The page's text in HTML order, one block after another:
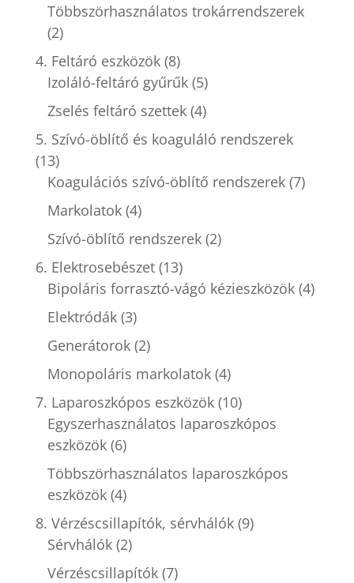
Többszörhasználatos trokárrendszerek
(2)
4. Feltáró eszközök (8)
Izoláló-feltáró gyűrűk (5)
Zselés feltáró szettek (4)
5. Szívó-öblítő és koaguláló rendszerek
(13)
Koagulációs szívó-öblítő rendszerek (7)
Markolatok (4)
Szívó-öblítő rendszerek (2)
6. Elektrosebészet (13)
Bipoláris forrasztó-vágó kézieszközök (4)
Elektródák (3)
Generátorok (2)
Monopoláris markolatok (4)
7. Laparoszkópos eszközök (10)
Egyszerhasználatos laparoszkópos
eszközök (6)
Többszörhasználatos laparoszkópos
eszközök (4)
8. Vérzéscsillapítók, sérvhálók (9)
Sérvhálók (2)
Vérzéscsillapítók (7)